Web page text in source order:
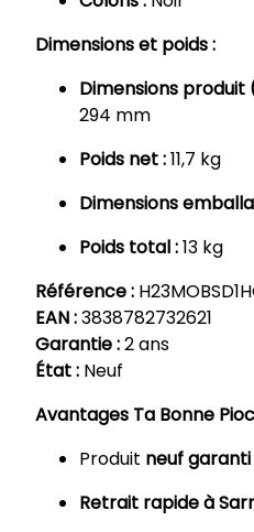
Dimensions et poids :
Dimensions produit
294 mm
Poids net :11,7 kg
Dimensions
Poids total :13 kg
Référence :
EAN :3838782732621
Garantie :2 ans
État : Neuf
Avantages Ta Bonne
Produit neuf garanti
Retrait rapide à